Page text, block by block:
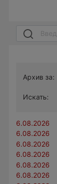
Архив за:
Искать:
6.08.2026
6.08.2026
6.08.2026
6.08.2026
6.08.2026
6.08.2026